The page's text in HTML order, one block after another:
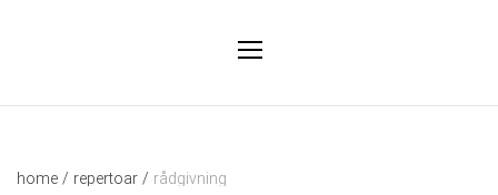
home / repertoar / rådgivning